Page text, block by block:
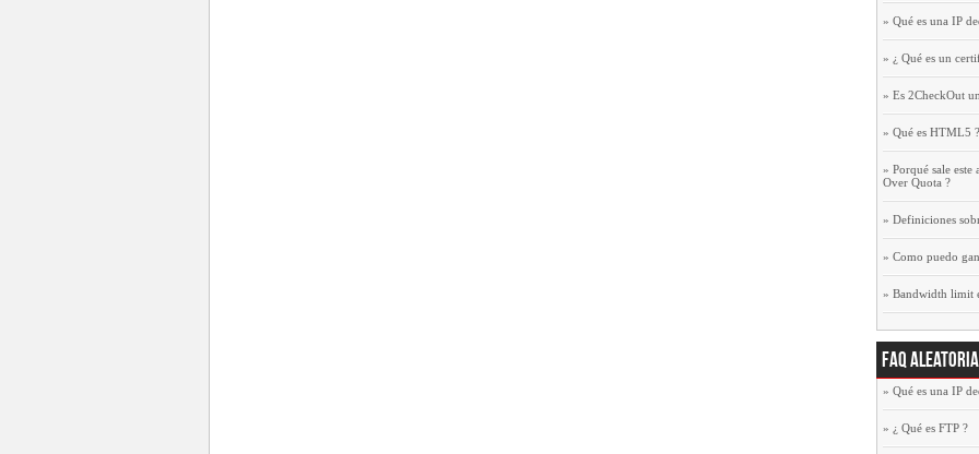
» Qué es una IP
» ¿ Qué es un
» Es 2CheckOut
» Qué es HTML5 ?
» Porqué sale
Over Quota ?
» Definiciones
» Como puedo
» Bandwidth limit
FAQ
» Qué es una IP
» ¿ Qué es FTP ?